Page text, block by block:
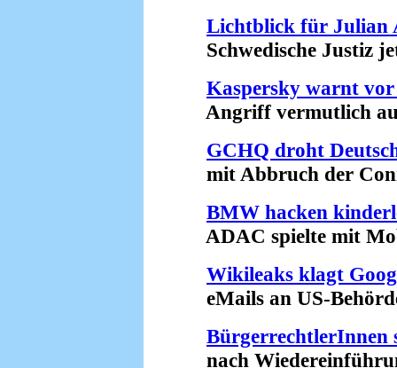
Lichtblick für Julian
Schwedische Justiz
Kaspersky warnt
Angriff vermutlich
GCHQ droht
mit Abbruch der
BMW hacken
ADAC spielte mit
Wikileaks klagt
eMails an US-
BürgerrechtlerInnen
nach